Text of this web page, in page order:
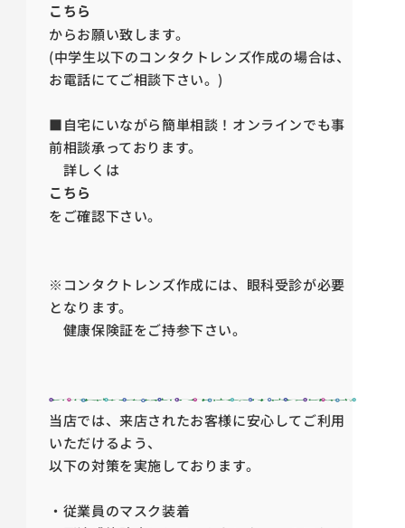
こちら
からお願い致します。
(中学生以下のコンタクトレンズ作成の場合は、
お電話にてご相談下さい。)
■自宅にいながら簡単相談！オンラインでも事
前相談承っております。
詳しくは
こちら
をご確認下さい。
※コンタクトレンズ作成には、眼科受診が必要
となります。
健康保険証をご持参下さい。
当店では、来店されたお客様に安心してご利用
いただけるよう、
以下の対策を実施しております。
・従業員のマスク装着